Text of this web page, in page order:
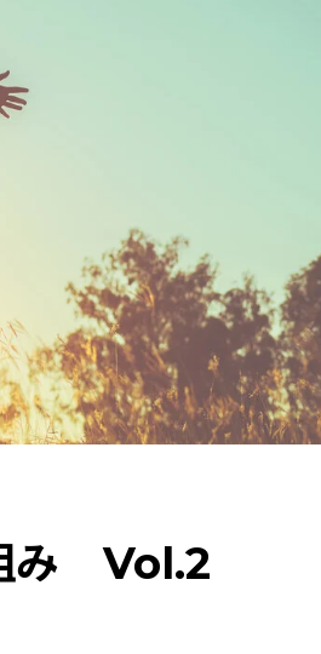
特集：カーボンニュートラルに挑む
グステン」を世界へ Our Values
copper Refined lead
組み Vol.2